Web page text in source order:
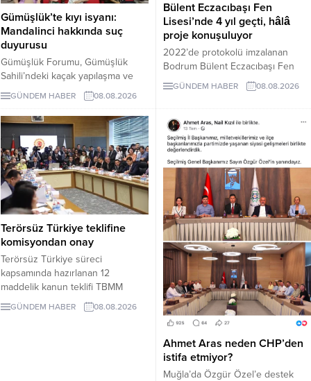
Gümüşlük’te kıyı isyanı:
Mandalinci hakkında suç
duyurusu
Gümüşlük Forumu, Gümüşlük
Sahili’ndeki kaçak yapılaşma ve
Çayıraltı Halk Plajı’ndaki işgal
iddiaları nedeniyle Bodrum
Belediye Başkanı Tamer
Mandalinci hakkında suç
duyurusunda bulundu.
GÜNDEM HABER 08.08.2026
Bülent Eczacıbaşı Fen
Lisesi’nde 4 yıl geçti, hâlâ
proje konuşuluyor
2022’de protokolü imzalanan
Bodrum Bülent Eczacıbaşı Fen
Lisesi için dört yıl sonra hâlâ proje
süreci görüşülüyor. Okulun ne
kabul edeceği belirsiz.
GÜNDEM HABER 08.08.2026
Terörsüz Türkiye teklifine
komisyondan onay
Terörsüz Türkiye süreci
kapsamında hazırlanan 12
maddelik kanun teklifi TBMM
Adalet Komisyonunda kabul edildi.
Teklif 5 ve 10 yıllık erteleme
GÜNDEM HABER 08.08.2026
Ahmet Aras neden CHP’den
istifa etmiyor?
Muğla’da Özgür Özel’e destek